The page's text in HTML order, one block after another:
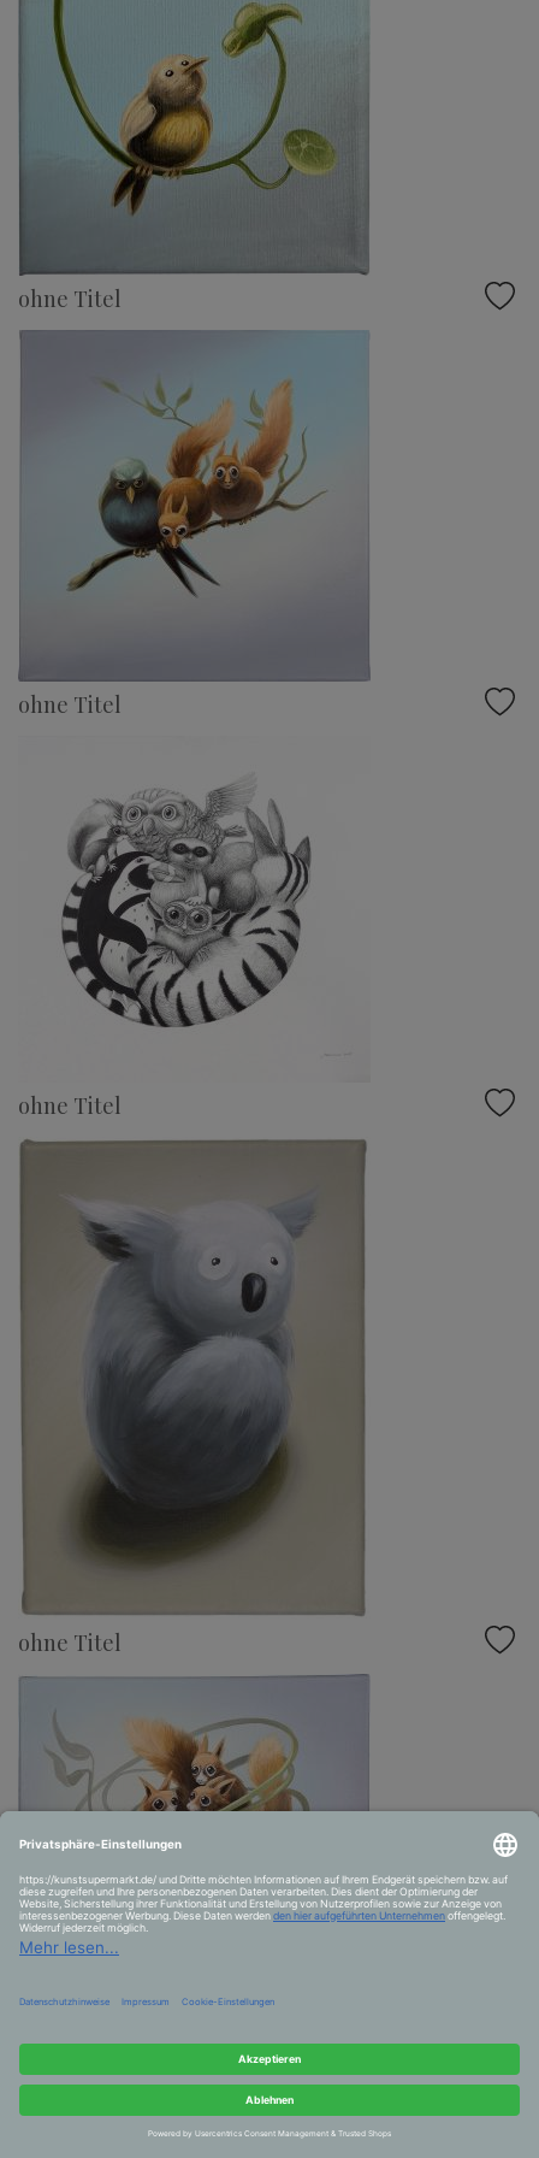
ohne Titel
ohne Titel
ohne Titel
ohne Titel
ohne Titel